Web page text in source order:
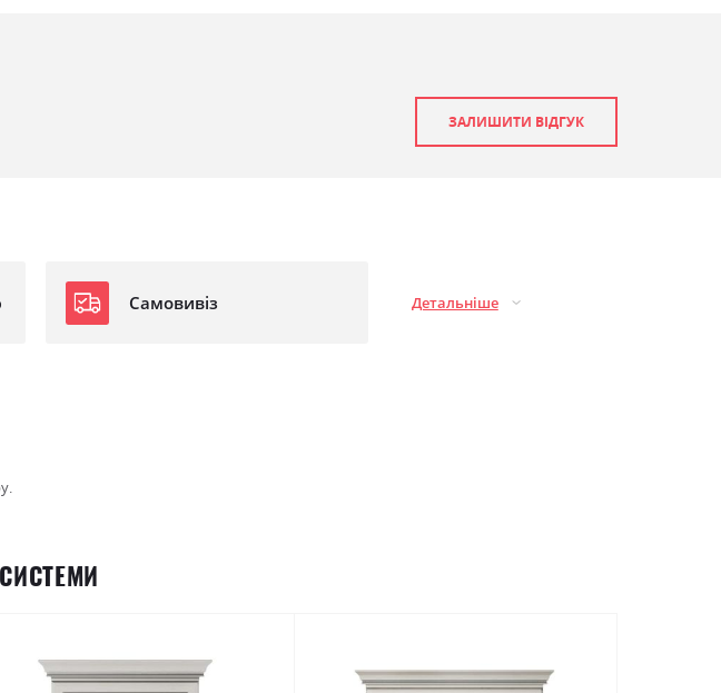
ЗАЛИШИТИ ВІДГУК
Самовивіз Детальніше